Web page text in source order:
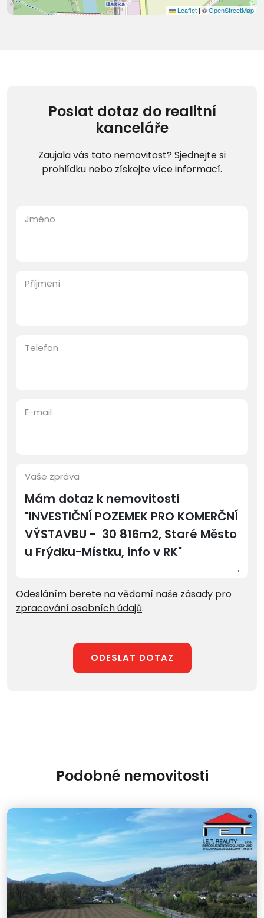
Leaflet |©OpenStreetMap
Poslat dotaz do realitní
kanceláře
Zaujala vás tato nemovitost? Sjednejte si
prohlídku nebo získejte více informací.
Jméno
Příjmení
Telefon
E-mail
Vaše zpráva
Odesláním berete na vědomí naše zásady pro
zpracování osobních údajů.
ODESLAT DOTAZ
Podobné nemovitosti